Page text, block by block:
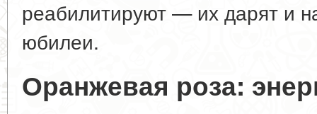
реабилитируют — их дарят и
юбилеи.
Оранжевая роза: